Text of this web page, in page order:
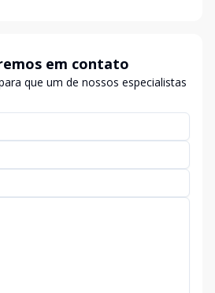
em contato
que um de nossos especialistas